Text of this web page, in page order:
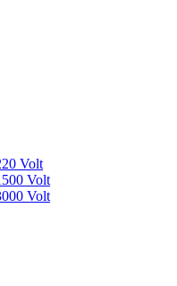
Volt
Volt
Volt